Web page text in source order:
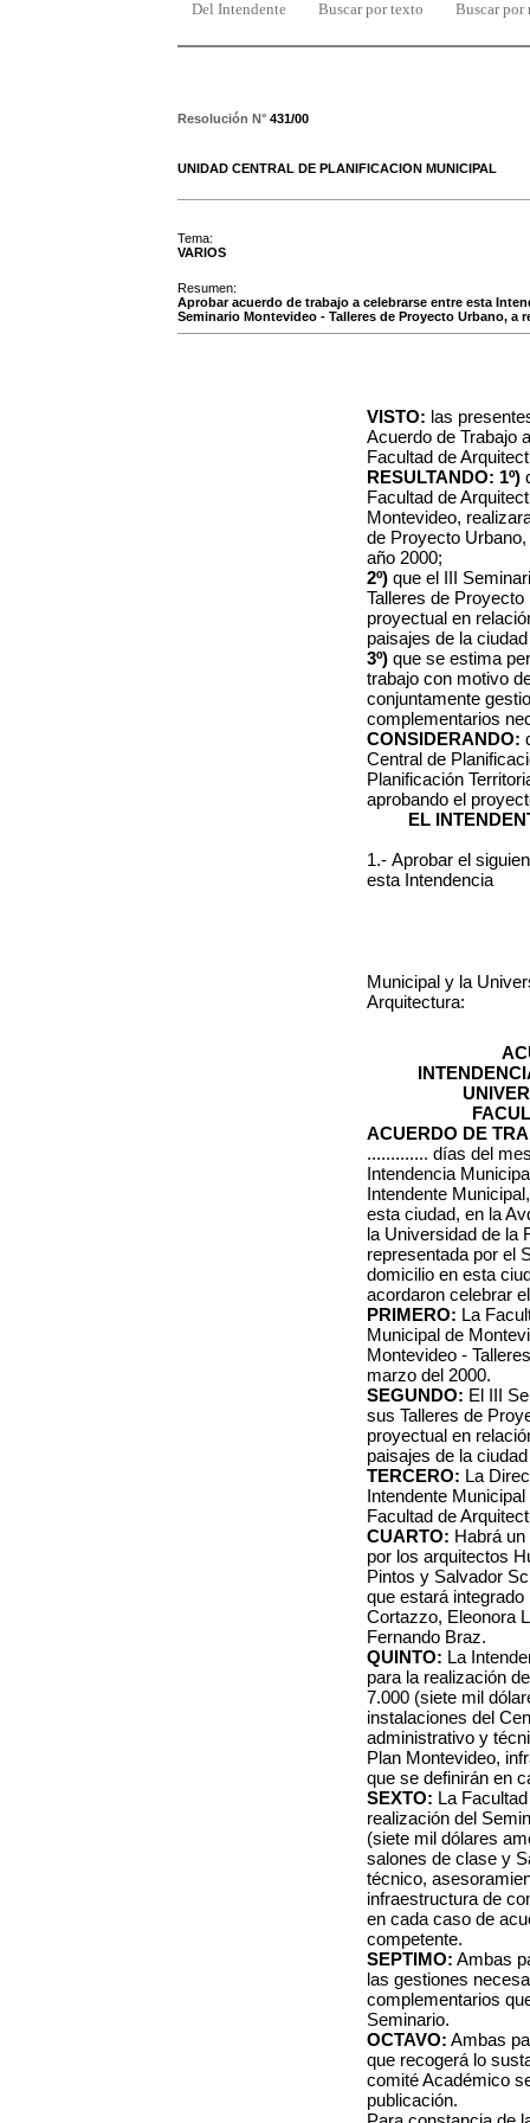
Del Intendente Buscar por texto Buscar por
Resolución N° 431/00
UNIDAD CENTRAL DE PLANIFICACION MUNICIPAL
Tema:
VARIOS
Resumen:
Aprobar acuerdo de trabajo a celebrarse entre esta
Seminario Montevideo - Talleres de Proyecto Urbano, a
VISTO: las
Acuerdo de Trabajo
Facultad de
RESULTANDO: 1º)
Facultad de
Montevideo,
de Proyecto
año 2000;
2º) que el III
Talleres de
proyectual en
paisajes de la
3º) que se estima
trabajo con motivo
conjuntamente
complementarios
CONSIDERANDO:
Central de
Planificación
aprobando el
EL
1.- Aprobar el
esta Intendencia
Municipal y la
Arquitectura:
ACUERDO DE
............. días del
Intendencia
Intendente
esta ciudad, en la
la Universidad de la
representada por el
domicilio en esta
acordaron celebrar
PRIMERO: La
Municipal de
Montevideo -
marzo del 2000.
SEGUNDO: El III
sus Talleres de
proyectual en
paisajes de la
TERCERO: La
Intendente
Facultad de
CUARTO: Habrá
por los arquitectos
Pintos y Salvador
que estará
Cortazzo, Eleonora
Fernando Braz.
QUINTO: La
para la realización
7.000 (siete mil
instalaciones del
administrativo y
Plan Montevideo,
que se definirán en
SEXTO: La
realización del
(siete mil dólares
salones de clase y
técnico,
infraestructura de
en cada caso de
competente.
SEPTIMO: Ambas
las gestiones
complementarios
Seminario.
OCTAVO: Ambas
que recogerá lo
comité Académico
publicación.